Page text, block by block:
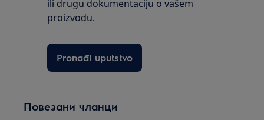
ili drugu dokumentaciju o vašem
proizvodu.
Pronađi uputstvo
Повезани чланци